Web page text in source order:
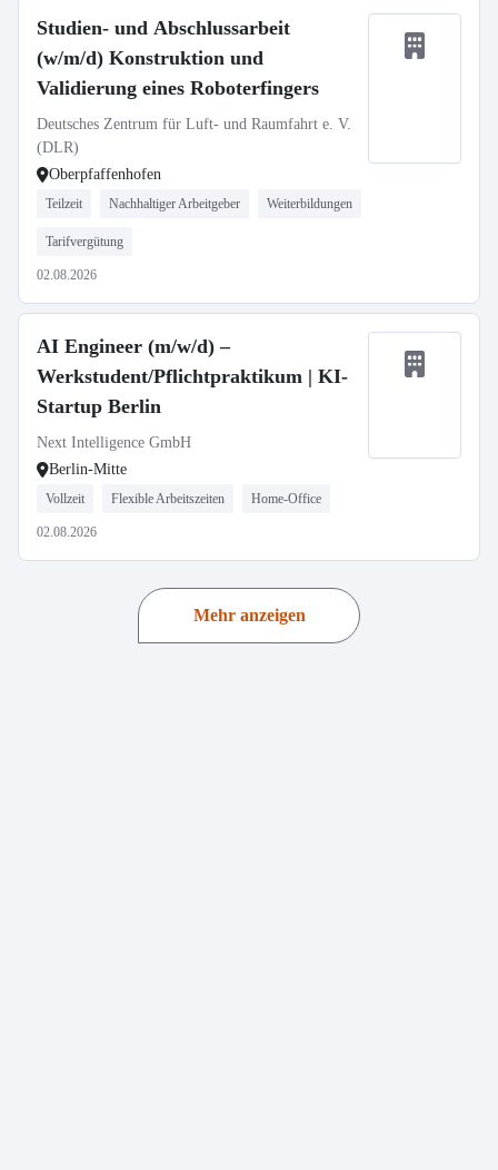
Studien- und Abschlussarbeit
(w/m/d) Konstruktion und
Validierung eines Roboterfingers
Deutsches Zentrum für Luft- und Raumfahrt e. V.
(DLR)
Oberpfaffenhofen
Teilzeit Nachhaltiger Arbeitgeber Weiterbildungen
Tarifvergütung
02.08.2026
AI Engineer (m/w/d) –
Werkstudent/Pflichtpraktikum | KI-
Startup Berlin
Next Intelligence GmbH
Berlin-Mitte
Vollzeit Flexible Arbeitszeiten Home-Office
02.08.2026
Mehr anzeigen